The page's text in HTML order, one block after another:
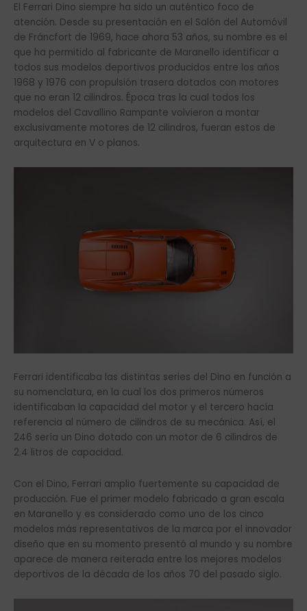
El Ferrari Dino siempre ha sido un auténtico foco de
atención. Desde su presentación en el Salón del Automóvil
de Fráncfort de 1969, hace ahora 53 años, su nombre es el
que ha permitido al fabricante de Maranello identificar a
todos sus modelos deportivos producidos entre los años
1968 y 1976 con propulsión trasera dotados con motores
que no eran 12 cilindros. Época tras la cual todos los
modelos del Cavallino Rampante volvieron a montar
exclusivamente motores de 12 cilindros, fueran estos de
arquitectura en V o planos.
Ferrari identificaba las distintas series del Dino en función a
su nomenclatura, en la cual los dos primeros números
identificaban la capacidad del motor y el tercero hacía
referencia al número de cilindros de su mecánica. Así, el
246 sería un Dino dotado con un motor de 6 cilindros de
2.4 litros de capacidad.
Con el Dino, Ferrari amplio fuertemente su capacidad de
producción. Fue el primer modelo fabricado a gran escala
en Maranello y es considerado como uno de los cinco
modelos más representativos de la marca por el innovador
diseño que en su momento presentó al mundo y su nombre
aparece de manera reiterada entre los mejores modelos
deportivos de la década de los años 70 del pasado siglo.